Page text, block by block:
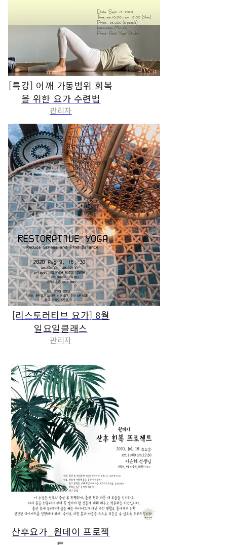
[특강] 어깨 가동범위 회복
을 위한 요가 수련법
관리자
[리스토러티브 요가] 8월
일요일클래스
관리자
산후요가_원데이 프로젝